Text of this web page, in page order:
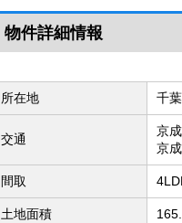
物件詳細情報
所在地 千
交通
京
京
間取
土地面積